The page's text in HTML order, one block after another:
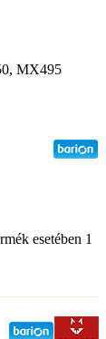
MX495
esetében 1